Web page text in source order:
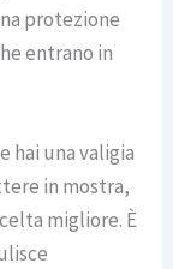
protezione
entrano in
hai una valigia
in mostra,
migliore. È